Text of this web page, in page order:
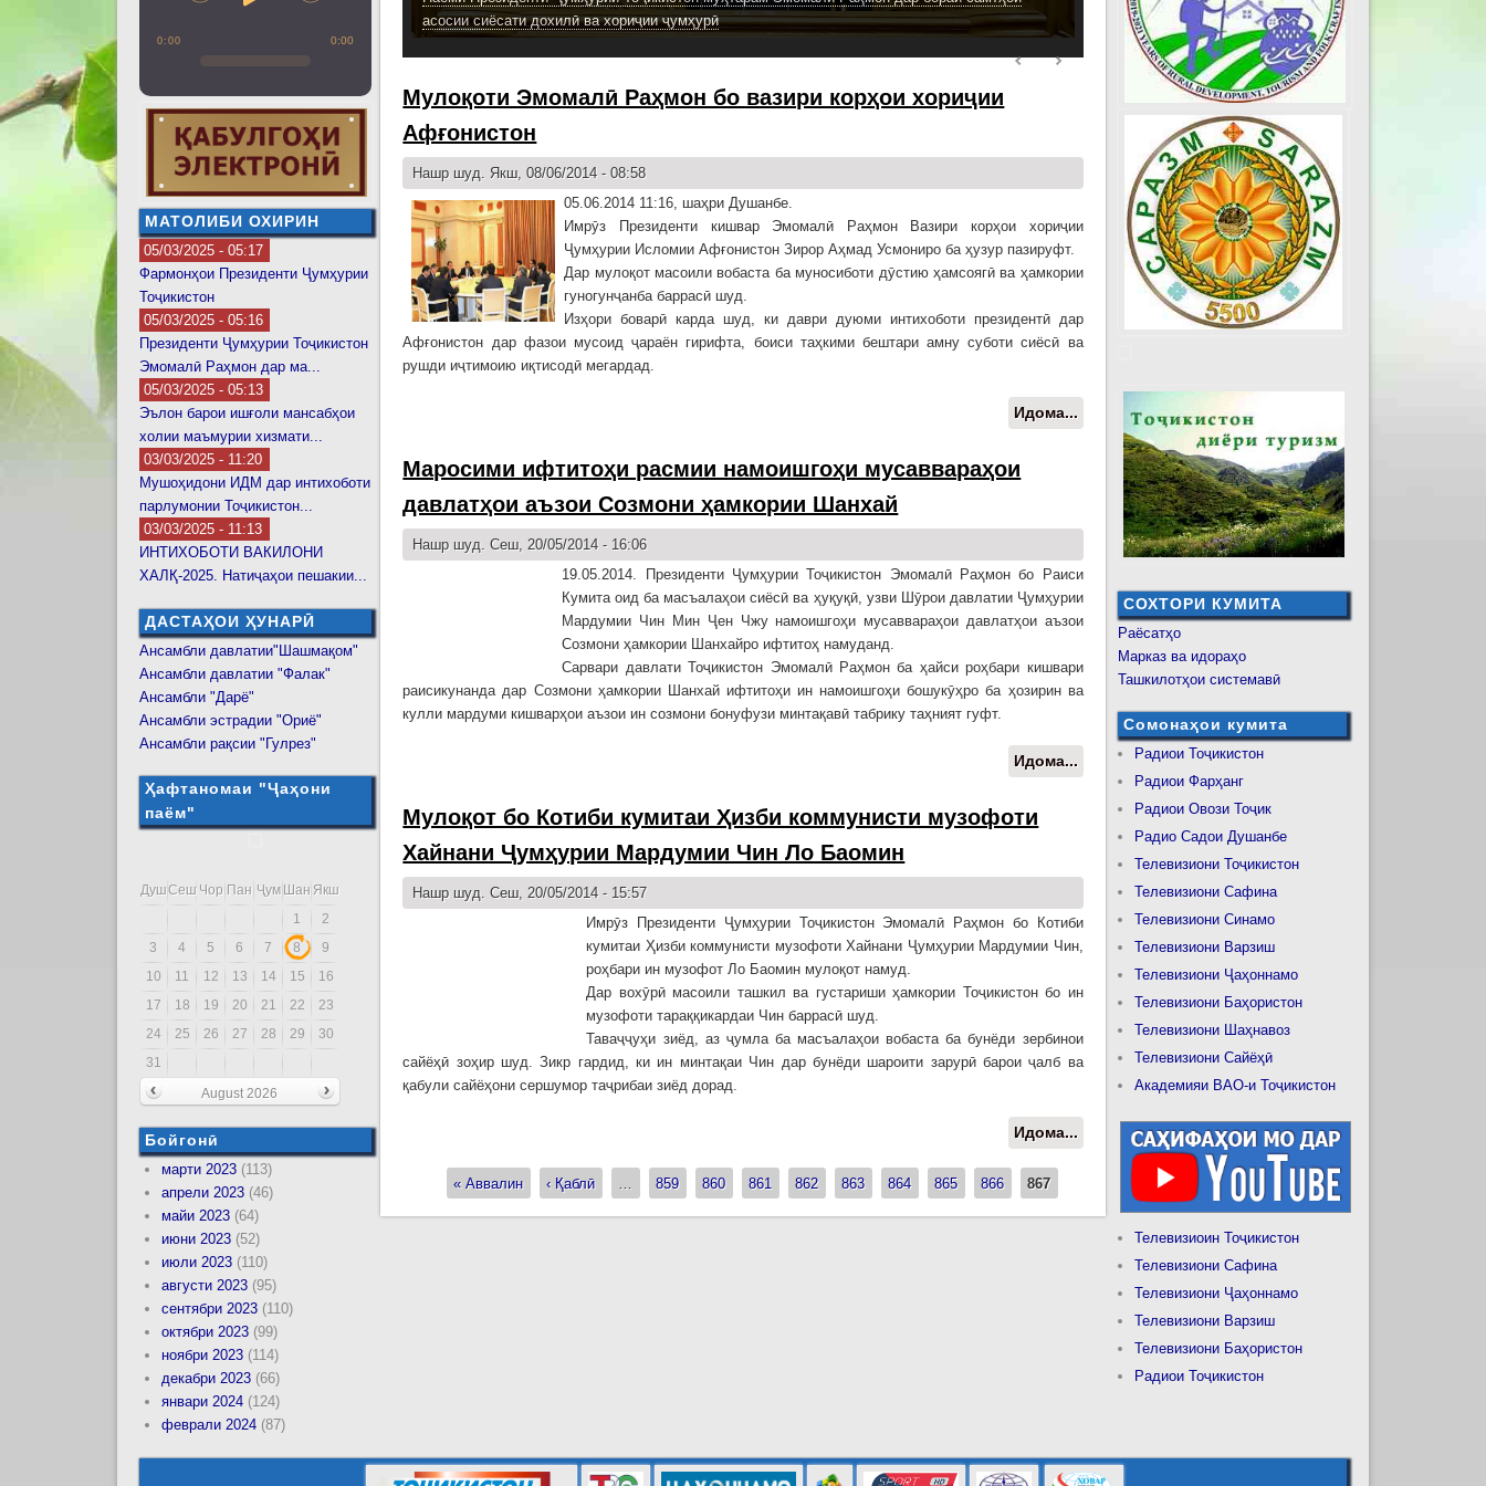
асосии сиёсати дохилӣ ва хориҷии ҷумҳурӣ
Мулоқоти Эмомалӣ Раҳмон бо вазири корҳои хориҷии
Афғонистон
Нашр шуд. Якш, 08/06/2014 - 08:58
05.06.2014 11:16, шаҳри Душанбе.
Имрӯз Президенти кишвар Эмомалӣ Раҳмон Вазири корҳои хориҷии
Ҷумҳурии Исломии Афғонистон Зирор Аҳмад Усмониро ба ҳузур пазируфт.
Дар мулоқот масоили вобаста ба муносиботи дӯстию ҳамсоягӣ ва ҳамкории
гуногунҷанба баррасӣ шуд.
Изҳори боварӣ карда шуд, ки даври дуюми интихоботи президентӣ дар
Афғонистон дар фазои мусоид ҷараён гирифта, боиси таҳкими бештари амну суботи сиёсӣ ва
рушди иҷтимоию иқтисодӣ мегардад.
Идома... о Мулоқоти Эмомалӣ Раҳмон бо
вазири корҳои хориҷии Афғонистон
Маросими ифтитоҳи расмии намоишгоҳи мусаввараҳои
давлатҳои аъзои Созмони ҳамкории Шанхай
Нашр шуд. Сеш, 20/05/2014 - 16:06
19.05.2014. Президенти Ҷумҳурии Тоҷикистон Эмомалӣ Раҳмон бо Раиси
Кумита оид ба масъалаҳои сиёсӣ ва ҳуқуқӣ, узви Шӯрои давлатии Ҷумҳурии
Мардумии Чин Мин Ҷен Чжу намоишгоҳи мусаввараҳои давлатҳои аъзои
Созмони ҳамкории Шанхайро ифтитоҳ намуданд.
Сарвари давлати Тоҷикистон Эмомалӣ Раҳмон ба ҳайси роҳбари кишвари
раисикунанда дар Созмони ҳамкории Шанхай ифтитоҳи ин намоишгоҳи бошукӯҳро ба ҳозирин ва
кулли мардуми кишварҳои аъзои ин созмони бонуфузи минтақавӣ табрику таҳният гуфт.
Идома... о Маросими ифтитоҳи расмии
намоишгоҳи мусаввараҳои
давлатҳои аъзои Созмони ҳамкории
Шанхай
Мулоқот бо Котиби кумитаи Ҳизби коммунисти музофоти
Хайнани Ҷумҳурии Мардумии Чин Ло Баомин
Нашр шуд. Сеш, 20/05/2014 - 15:57
Имрӯз Президенти Ҷумҳурии Тоҷикистон Эмомалӣ Раҳмон бо Котиби
кумитаи Ҳизби коммунисти музофоти Хайнани Ҷумҳурии Мардумии Чин,
роҳбари ин музофот Ло Баомин мулоқот намуд.
Дар вохӯрӣ масоили ташкил ва густариши ҳамкории Тоҷикистон бо ин
музофоти тараққикардаи Чин баррасӣ шуд.
Таваҷҷуҳи зиёд, аз ҷумла ба масъалаҳои вобаста ба бунёди зербинои
сайёҳӣ зоҳир шуд. Зикр гардид, ки ин минтақаи Чин дар бунёди шароити зарурӣ барои ҷалб ва
қабули сайёҳони сершумор таҷрибаи зиёд дорад.
Идома... о Мулоқот бо Котиби кумитаи Ҳизби
коммунисти музофоти Хайнани
Ҷумҳурии Мардумии Чин Ло Баомин
Страницы
« Аввалин ‹ Қаблӣ 859 860 861 862 863 864 865 866 867
0:00 0:00
МАТОЛИБИ ОХИРИН
05/03/2025 - 05:17
Фармонҳои Президенти Ҷумҳурии
Тоҷикистон
05/03/2025 - 05:16
Президенти Ҷумҳурии Тоҷикистон
Эмомалӣ Раҳмон дар ма...
05/03/2025 - 05:13
Эълон барои ишғоли мансабҳои
холии маъмурии хизмати...
03/03/2025 - 11:20
Мушоҳидони ИДМ дар интихоботи
парлумонии Тоҷикистон...
03/03/2025 - 11:13
ИНТИХОБОТИ ВАКИЛОНИ
ХАЛҚ-2025. Натиҷаҳои пешакии...
ДАСТАҲОИ ҲУНАРӢ
Ансамбли давлатии"Шашмақом"
Ансамбли давлатии "Фалак"
Ансамбли "Дарё"
Ансамбли эстрадии "Ориё"
Ансамбли рақсии "Гулрез"
Ҳафтаномаи "Ҷаҳони
паём"
ДушСеш Чор Пан Ҷум Шан Якш
1
2
3
4 5 6 7 8
9
10
11 12 13 14 15
16
17
18 19 20 21 22
23
24
25 26 27 28 29
30
31
August 2026
Бойгонӣ
марти 2023(113)
апрели 2023(46)
майи 2023(64)
июни 2023(52)
июли 2023(110)
августи 2023(95)
сентябри 2023(110)
октябри 2023(99)
ноябри 2023(114)
декабри 2023(66)
январи 2024(124)
феврали 2024(87)
СОХТОРИ КУМИТА
Раёсатҳо
Марказ ва идораҳо
Ташкилотҳои системавӣ
Сомонаҳои кумита
Радиои Тоҷикистон
Радиои Фарҳанг
Радиои Овози Тоҷик
Радио Садои Душанбе
Телевизиони Тоҷикистон
Телевизиони Сафина
Телевизиони Синамо
Телевизиони Варзиш
Телевизиони Ҷаҳоннамо
Телевизиони Баҳористон
Телевизиони Шаҳнавоз
Телевизиони Сайёҳӣ
Академияи ВАО-и Тоҷикистон
Телевизиоин Тоҷикистон
Телевизиони Сафина
Телевизиони Ҷаҳоннамо
Телевизиони Варзиш
Телевизиони Баҳористон
Радиои Тоҷикистон